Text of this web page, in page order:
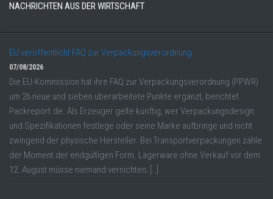
NACHRICHTEN AUS DER WIRTSCHAFT
EU veröffentlicht FAQ zur Verpackungsverordnung
07/08/2026
Die EU-Kommission hat ihre FAQ zur Verpackungsverordnung (PPWR)
um 26 neue und sieben überarbeitete Punkte ergänzt, berichtet
Packreport.de. Als Erzeuger gelte künftig, wer Verpackungsdesign
und Spezifikationen festlege oder seine Marke aufbringe und nicht
zwingend der physische Hersteller. Bei Transportverpackungen zähle
der Moment der endgültigen Form. Lagerware ohne Verkauf vor dem
12. August müsse niemand vernichten; […]